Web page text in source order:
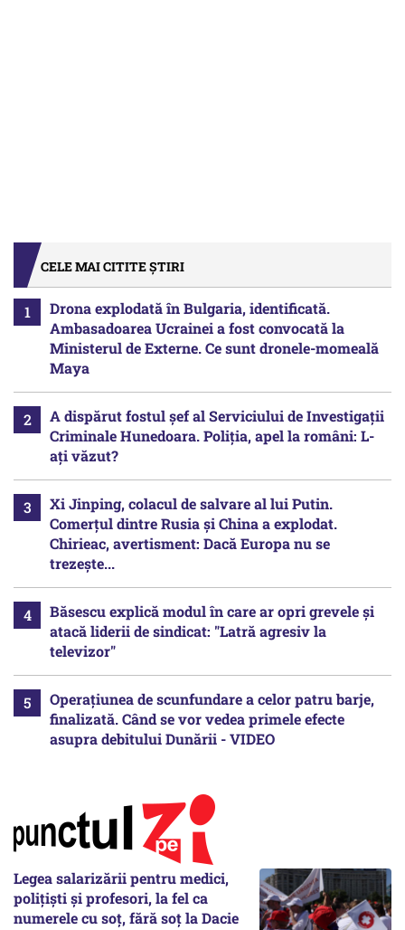
CELE MAI CITITE ȘTIRI
Drona explodată în Bulgaria, identificată.
Ambasadoarea Ucrainei a fost convocată la
Ministerul de Externe. Ce sunt dronele-momeală
Maya
A dispărut fostul șef al Serviciului de Investigații
Criminale Hunedoara. Poliția, apel la români: L-
ați văzut?
Xi Jinping, colacul de salvare al lui Putin.
Comerțul dintre Rusia și China a explodat.
Chirieac, avertisment: Dacă Europa nu se
trezește...
Băsescu explică modul în care ar opri grevele și
atacă liderii de sindicat: "Latră agresiv la
televizor"
Operațiunea de scunfundare a celor patru barje,
finalizată. Când se vor vedea primele efecte
asupra debitului Dunării - VIDEO
Legea salarizării pentru medici,
polițiști și profesori, la fel ca
numerele cu soț, fără soț la Dacie